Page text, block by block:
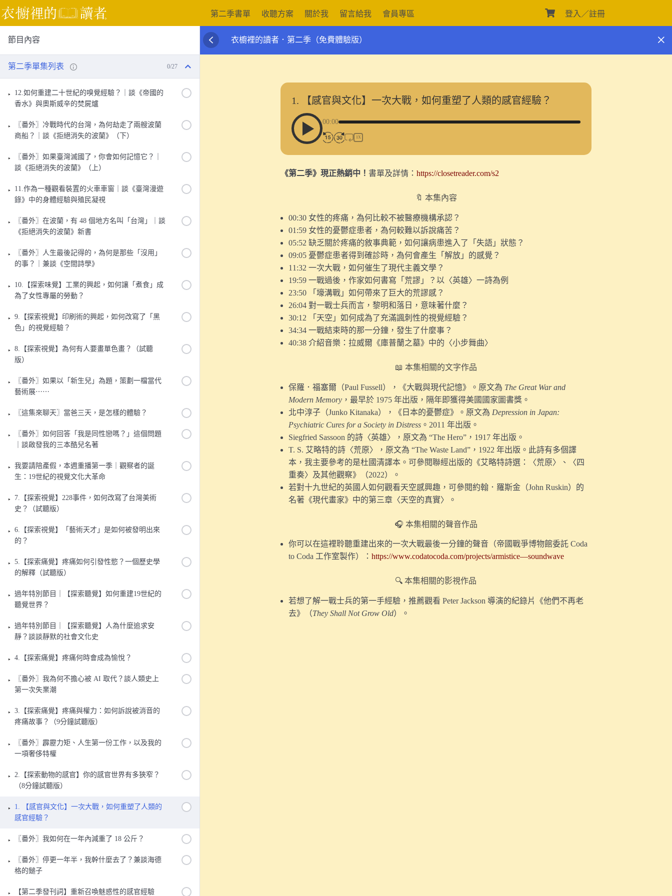
跳
至
內
第二季書單 收聽方案 關於我 留言給我 會員專區
購
登入／註冊
節目內容
第二季單集列表 0/27
12.如何重建二十世紀的嗅覺經驗？｜談《帝國的
香水》與奧斯威辛的焚屍爐
〖番外〗冷戰時代的台灣，為何劫走了兩艘波蘭
商船？｜談《拒絕消失的波蘭》（下）
〖番外〗如果臺灣滅國了，你會如何記憶它？｜
談《拒絕消失的波蘭》（上）
11.作為一種觀看裝置的火車車窗｜談《臺灣漫遊
錄》中的身體經驗與殖民凝視
〖番外〗在波蘭，有 48 個地方名叫「台灣」｜談
《拒絕消失的波蘭》新書
〖番外〗人生最後記得的，為何是那些「沒用」
的事？｜兼談《空間詩學》
10.【探索味覺】工業的興起，如何讓「煮食」成
為了女性專屬的勞動？
9.【探索視覺】印刷術的興起，如何改寫了「黑
色」的視覺經驗？
8.【探索視覺】為何有人要畫單色畫？（試聽
版）
〖番外〗如果以「新生兒」為題，策劃一檔當代
藝術展⋯⋯
〖這集來聊天〗當爸三天，是怎樣的體驗？
〖番外〗如何回答「我是同性戀嗎？」這個問題
｜談啟發我的三本酷兒名著
我要請陪產假，本週重播第一季｜觀察者的誕
生：19世紀的視覺文化大革命
7.【探索視覺】228事件，如何改寫了台灣美術
史？（試聽版）
6.【探索視覺】「藝術天才」是如何被發明出來
的？
5.【探索痛覺】疼痛如何引發性慾？一個歷史學
的解釋（試聽版）
過年特別節目｜【探索聽覺】如何重建19世紀的
聽覺世界？
過年特別節目｜【探索聽覺】人為什麼追求安
靜？談談靜默的社會文化史
4.【探索痛覺】疼痛何時會成為愉悅？
〖番外〗我為何不擔心被 AI 取代？談人類史上
第一次失業潮
3.【探索痛覺】疼痛與權力：如何訴說被消音的
疼痛故事？（9分鐘試聽版）
〖番外〗霹靂力矩、人生第一份工作，以及我的
一項奢侈特權
2.【探索動物的感官】你的感官世界有多狹窄？
（8分鐘試聽版）
1. 【感官與文化】一次大戰，如何重塑了人類的
感官經驗？
〖番外〗我如何在一年內減重了 18 公斤？
〖番外〗停更一年半，我幹什麼去了？兼談海德
格的鎚子
【第二季發刊詞】重新召喚魅惑性的感官經驗
衣櫥裡的讀者．第二季（免費體驗版）
1. 【感官與文化】一次大戰，如何重塑了人類的感官經驗？
00:00
1X
《第二季》現正熱銷中！ 書單及詳情：https://closetreader.com/s2
🔖 本集內容
00:30 女性的疼痛，為何比較不被醫療機構承認？
01:59 女性的憂鬱症患者，為何較難以訴說痛苦？
05:52 缺乏關於疼痛的敘事典範，如何讓病患進入了「失語」狀態？
09:05 憂鬱症患者得到確診時，為何會產生「解放」的感覺？
11:32 一次大戰，如何催生了現代主義文學？
19:59 一戰過後，作家如何書寫「荒謬」？以〈英雄〉一詩為例
23:50 「壕溝戰」如何帶來了巨大的荒謬感？
26:04 對一戰士兵而言，黎明和落日，意味著什麼？
30:12 「天空」如何成為了充滿諷刺性的視覺經驗？
34:34 一戰結束時的那一分鐘，發生了什麼事？
40:38 介紹音樂：拉威爾《庫普蘭之墓》中的〈小步舞曲〉
📖 本集相關的文字作品
保羅．福塞爾（Paul Fussell），《大戰與現代記憶》。原文為 The Great War and
Modern Memory ，最早於 1975 年出版，隔年即獲得美國國家圖書獎。
北中淳子（Junko Kitanaka），《日本的憂鬱症》。原文為 Depression in Japan:
Psychiatric Cures for a Society in Distress 。2011 年出版。
Siegfried Sassoon 的詩〈英雄〉，原文為 “The Hero”，1917 年出版。
T. S. 艾略特的詩〈荒原〉，原文為 “The Waste Land”，1922 年出版。此詩有多個譯
本，我主要參考的是杜國清譯本。可參閱聯經出版的《艾略特詩選：〈荒原〉、〈四
重奏〉及其他觀察》（2022）。
若對十九世紀的英國人如何觀看天空感興趣，可參閱約翰．羅斯金（John Ruskin）的
名著《現代畫家》中的第三章〈天空的真實〉。
🎧 本集相關的聲音作品
你可以在這裡聆聽重建出來的一次大戰最後一分鐘的聲音（帝國戰爭博物館委託 Coda
to Coda 工作室製作）：https://www.codatocoda.com/projects/armistice—soundwave
🔍 本集相關的影視作品
若想了解一戰士兵的第一手經驗，推薦觀看 Peter Jackson 導演的紀錄片《他們不再老
去》（They Shall Not Grow Old）。